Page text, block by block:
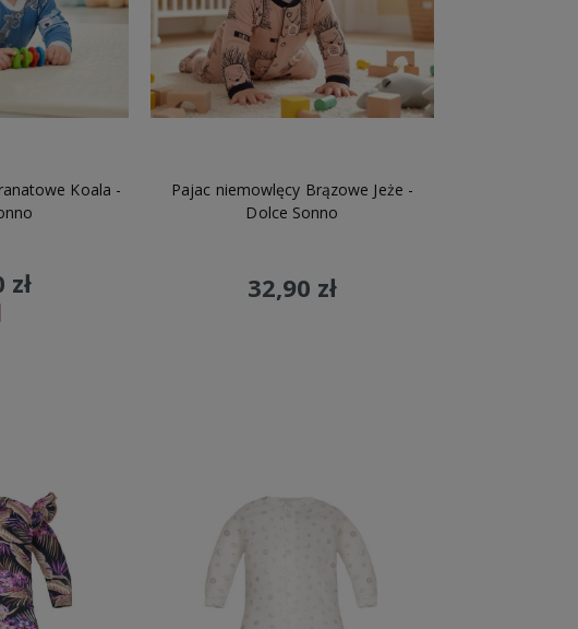
Koala -
zł
Pajac niemowlęcy Brązowe Jeże -
Dolce Sonno
32,90 zł